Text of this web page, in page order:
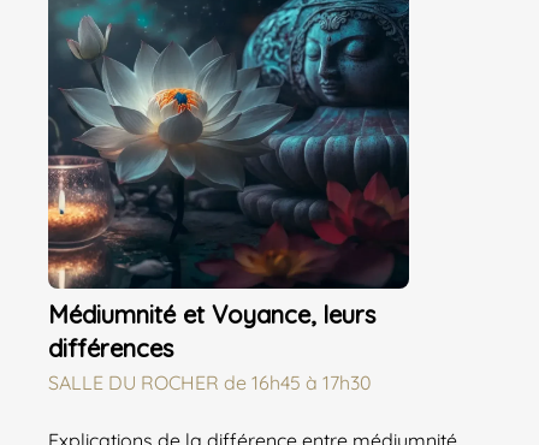
Médiumnité et Voyance, leurs
différences
SALLE DU ROCHER de 16h45 à 17h30
Explications de la différence entre médiumnité